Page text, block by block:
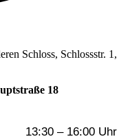
Schloss, Schlossstr. 1,
18
13:30 – 16:00 Uhr